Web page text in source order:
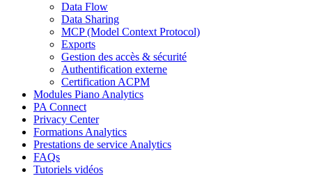
Data Flow
Data Sharing
MCP (Model Context Protocol)
Exports
Gestion des accès & sécurité
Authentification externe
Certification ACPM
Modules Piano Analytics
PA Connect
Privacy Center
Formations Analytics
Prestations de service Analytics
FAQs
Tutoriels vidéos